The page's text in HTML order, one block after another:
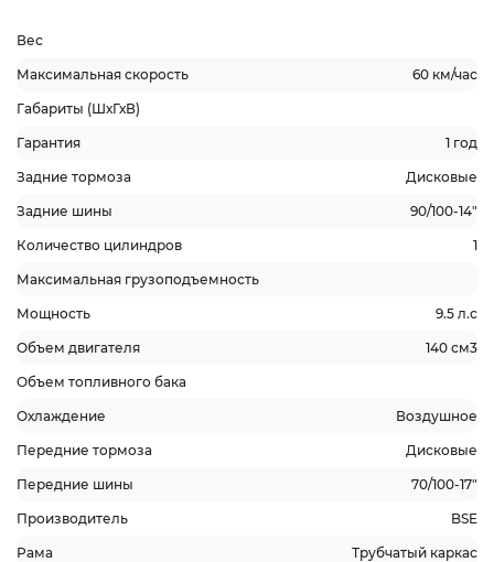
Вес
Максимальная скорость 60 км/час
Габариты (ШхГхВ)
Гарантия 1 год
Задние тормоза Дисковые
Задние шины 90/100-14"
Количество цилиндров 1
Максимальная грузоподъемность
Мощность 9.5 л.с
Объем двигателя 140 см3
Объем топливного бака
Охлаждение Воздушное
Передние тормоза Дисковые
Передние шины 70/100-17"
Производитель BSE
Рама Трубчатый каркас